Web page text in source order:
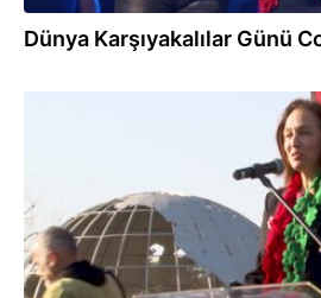
Dünya Karşıyakalılar Günü